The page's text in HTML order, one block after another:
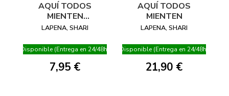
AQUÍ TODOS
MIENTEN
(CAMPAÑA
LAPENA, SHARI
Disponible (Entrega en 24/48h)
7,95 €
AQUÍ TODOS
MIENTEN
LAPENA, SHARI
Disponible (Entrega en 24/48h)
21,90 €